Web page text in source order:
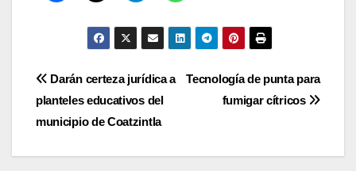
Navegación
de
entradas
Tecnología de punta para
fumigar cítricos
Darán certeza jurídica a
planteles educativos del
municipio de Coatzintla